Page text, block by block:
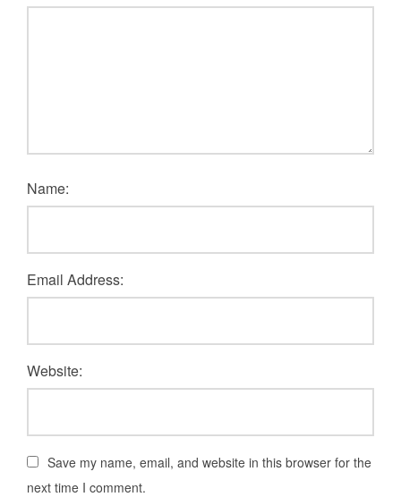
Name:
Email Address:
Website:
Save my name, email, and website in this browser for the
next time I comment.